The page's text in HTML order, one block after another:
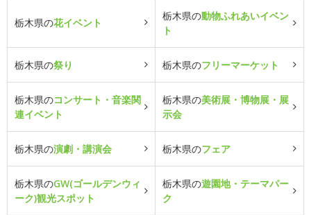
栃木県の花イベント
栃木県の動物ふれあいイベン
ト
栃木県の祭り 栃木県のフリーマーケット
栃木県のコンサート・音楽関
連イベント
栃木県の美術展・博物展・展
示会
栃木県の演劇・講演会 栃木県のフェア
栃木県のGW(ゴールデンウィ
ーク)観光スポット
栃木県の遊園地・テーマパー
ク